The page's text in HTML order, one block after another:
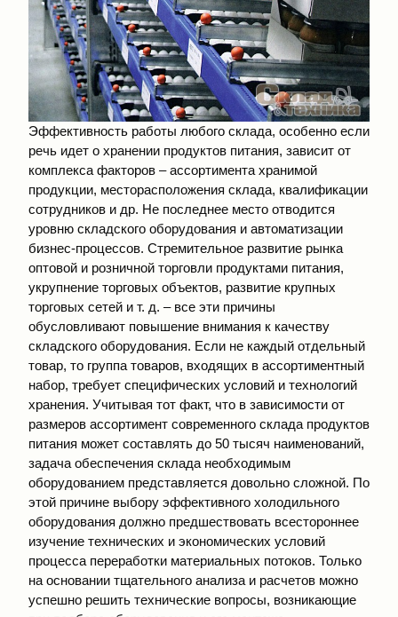
Эффективность работы любого склада, особенно если
речь идет о хранении продуктов питания, зависит от
комплекса факторов – ассортимента хранимой
продукции, месторасположения склада, квалификации
сотрудников и др. Не последнее место отводится
уровню складского оборудования и автоматизации
бизнес-процессов. Стремительное развитие рынка
оптовой и розничной торговли продуктами питания,
укрупнение торговых объектов, развитие крупных
торговых сетей и т. д. – все эти причины
обусловливают повышение внимания к качеству
складского оборудования. Если не каждый отдельный
товар, то группа товаров, входящих в ассортиментный
набор, требует специфических условий и технологий
хранения. Учитывая тот факт, что в зависимости от
размеров ассортимент современного склада продуктов
питания может составлять до 50 тысяч наименований,
задача обеспечения склада необходимым
оборудованием представляется довольно сложной. По
этой причине выбору эффективного холодильного
оборудования должно предшествовать всестороннее
изучение технических и экономических условий
процесса переработки материальных потоков. Только
на основании тщательного анализа и расчетов можно
успешно решить технические вопросы, возникающие